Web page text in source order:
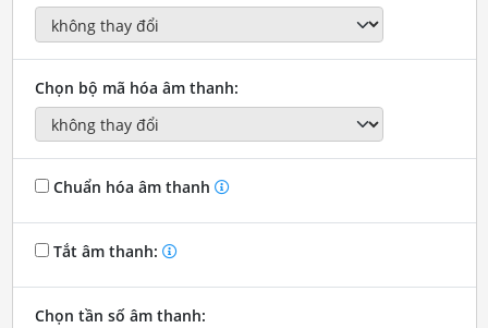
Chọn bộ mã hóa âm thanh:
Chuẩn hóa âm thanh
Tắt âm thanh:
Chọn tần số âm thanh: